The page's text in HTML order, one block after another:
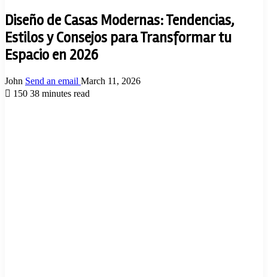
Diseño de Casas Modernas: Tendencias,
Estilos y Consejos para Transformar tu
Espacio en 2026
John Send an email March 11, 2026
150 38 minutes read